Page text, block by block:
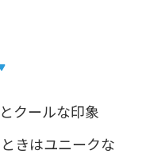
クールな印象
きはユニークな